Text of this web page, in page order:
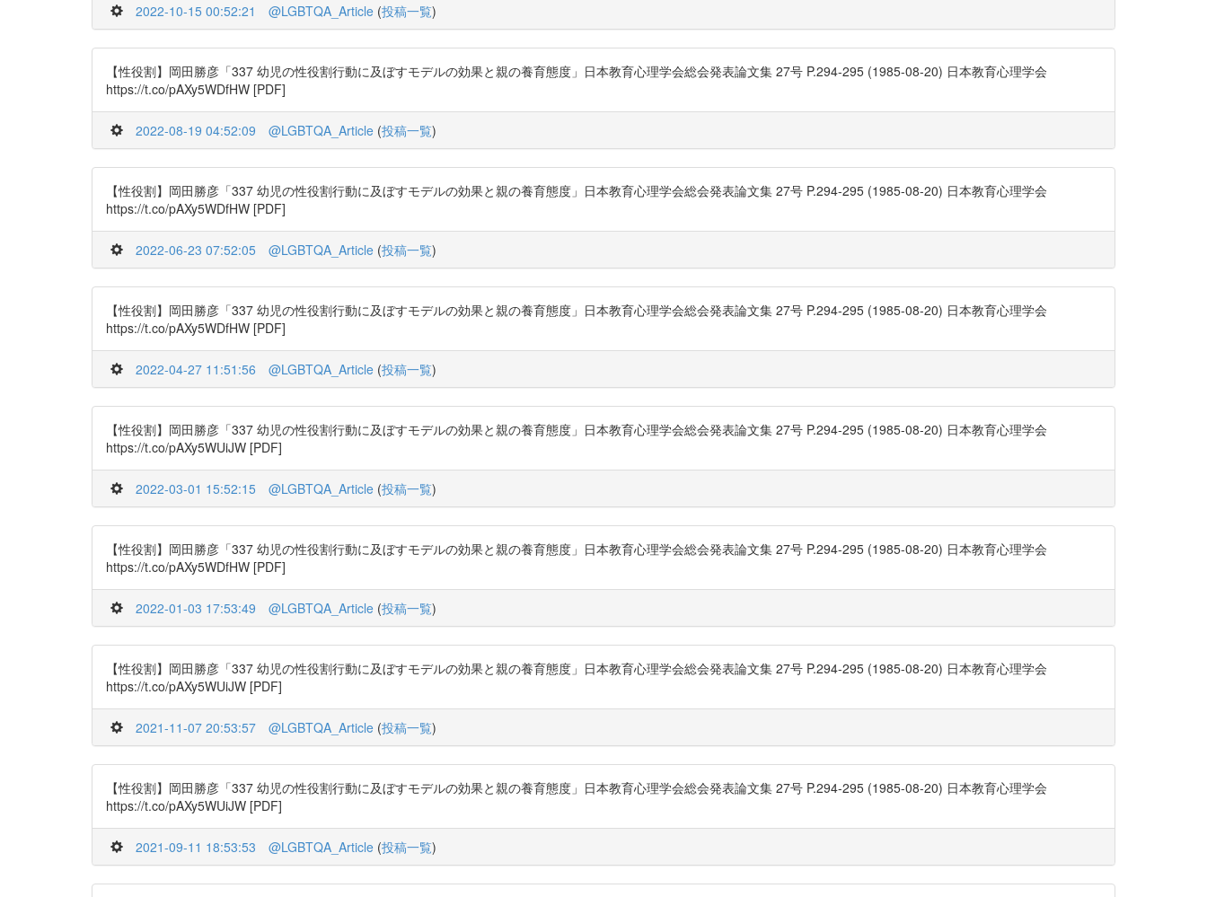
2022-10-15 00:52:21 @LGBTQA_Article (投稿一覧)
【性役割】岡田勝彦「337 幼児の性役割行動に及ぼすモデルの効果と親の養育態度」日本教育心理学会総会発表論文集 27号 P.294-295 (1985-08-20) 日本教育心理学会
https://t.co/pAXy5WDfHW [PDF]
2022-08-19 04:52:09 @LGBTQA_Article (投稿一覧)
【性役割】岡田勝彦「337 幼児の性役割行動に及ぼすモデルの効果と親の養育態度」日本教育心理学会総会発表論文集 27号 P.294-295 (1985-08-20) 日本教育心理学会
https://t.co/pAXy5WDfHW [PDF]
2022-06-23 07:52:05 @LGBTQA_Article (投稿一覧)
【性役割】岡田勝彦「337 幼児の性役割行動に及ぼすモデルの効果と親の養育態度」日本教育心理学会総会発表論文集 27号 P.294-295 (1985-08-20) 日本教育心理学会
https://t.co/pAXy5WDfHW [PDF]
2022-04-27 11:51:56 @LGBTQA_Article (投稿一覧)
【性役割】岡田勝彦「337 幼児の性役割行動に及ぼすモデルの効果と親の養育態度」日本教育心理学会総会発表論文集 27号 P.294-295 (1985-08-20) 日本教育心理学会
https://t.co/pAXy5WUiJW [PDF]
2022-03-01 15:52:15 @LGBTQA_Article (投稿一覧)
【性役割】岡田勝彦「337 幼児の性役割行動に及ぼすモデルの効果と親の養育態度」日本教育心理学会総会発表論文集 27号 P.294-295 (1985-08-20) 日本教育心理学会
https://t.co/pAXy5WDfHW [PDF]
2022-01-03 17:53:49 @LGBTQA_Article (投稿一覧)
【性役割】岡田勝彦「337 幼児の性役割行動に及ぼすモデルの効果と親の養育態度」日本教育心理学会総会発表論文集 27号 P.294-295 (1985-08-20) 日本教育心理学会
https://t.co/pAXy5WUiJW [PDF]
2021-11-07 20:53:57 @LGBTQA_Article (投稿一覧)
【性役割】岡田勝彦「337 幼児の性役割行動に及ぼすモデルの効果と親の養育態度」日本教育心理学会総会発表論文集 27号 P.294-295 (1985-08-20) 日本教育心理学会
https://t.co/pAXy5WUiJW [PDF]
2021-09-11 18:53:53 @LGBTQA_Article (投稿一覧)